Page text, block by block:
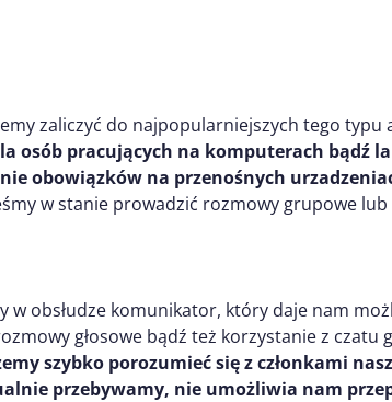
zaliczyć do najpopularniejszych tego typu
osób pracujących na komputerach bądź
obowiązków na przenośnych
w stanie prowadzić rozmowy grupowe
obsłudze komunikator, który daje nam
głosowe bądź też korzystanie z czatu
szybko porozumieć się z członkami
przebywamy, nie umożliwia nam